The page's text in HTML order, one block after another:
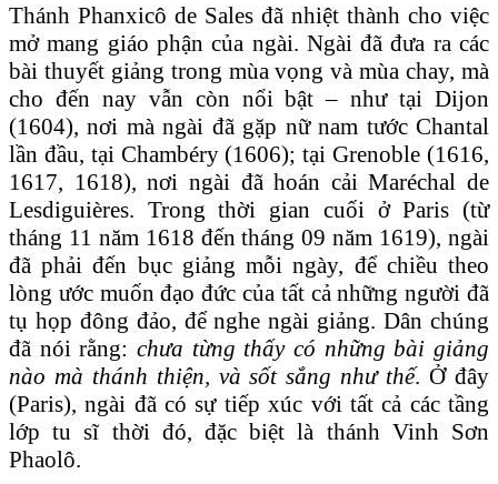
Thánh Phanxicô de Sales đã nhiệt thành cho việc
mở mang giáo phận của ngài. Ngài đã đưa ra các
bài thuyết giảng trong mùa vọng và mùa chay, mà
cho đến nay vẫn còn nổi bật – như tại Dijon
(1604), nơi mà ngài đã gặp nữ nam tước Chantal
lần đầu, tại Chambéry (1606); tại Grenoble (1616,
1617, 1618), nơi ngài đã hoán cải Maréchal de
Lesdiguières. Trong thời gian cuối ở Paris (từ
tháng 11 năm 1618 đến tháng 09 năm 1619), ngài
đã phải đến bục giảng mỗi ngày, để chiều theo
lòng ước muốn đạo đức của tất cả những người đã
tụ họp đông đảo, để nghe ngài giảng. Dân chúng
đã nói rằng: chưa từng thấy có những bài giảng
nào mà thánh thiện, và sốt sắng như thế. Ở đây
(Paris), ngài đã có sự tiếp xúc với tất cả các tầng
lớp tu sĩ thời đó, đặc biệt là thánh Vinh Sơn
Phaolô.